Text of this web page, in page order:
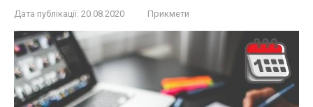
Дата публікації: 20.08.2020 Прикмети